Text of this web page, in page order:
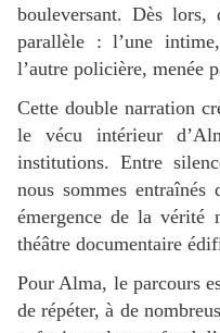
bouleversant. Dès lors,
parallèle : l’une
l’autre policière, menée
Cette double narration
le vécu intérieur
institutions. Entre
nous sommes
émergence de la vérité
théâtre documentaire
Pour Alma, le parcours
de répéter, à de